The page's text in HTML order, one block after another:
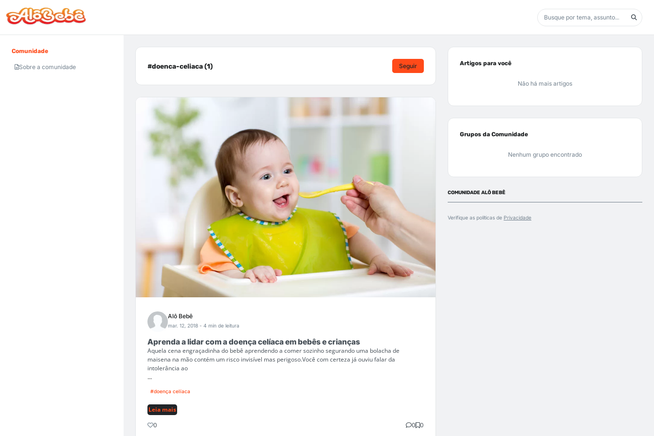
Comunidade
Sobre a comunidade #doenca-celiaca (1) Seguir
Alô Bebê
mar. 12, 2018 - 4 min de leitura
Aprenda a lidar com a doença celíaca em bebês e crianças
Aquela cena engraçadinha do bebê aprendendo a comer sozinho segurando uma bolacha de
maisena na mão contém um risco invisível mas perigoso.Você com certeza já ouviu falar da
intolerância ao
...
#doença celíaca
Leia mais
0 0 0
Artigos para você
Não há mais artigos
Grupos da Comunidade
Nenhum grupo encontrado
COMUNIDADE ALÔ BEBÊ
Verifique as políticas de Privacidade